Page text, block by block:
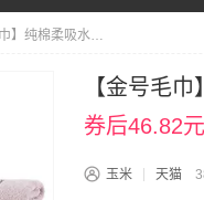
【金号毛巾】纯棉柔吸水洗脸巾10条
【金号毛
券后46.82
玉米 天猫